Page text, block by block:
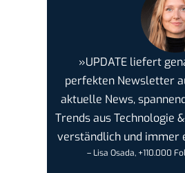
»UPDATE liefert
perfekten Newsletter
aktuelle News,
Trends aus Technologie
verständlich und immer
– Lisa Osada, +110.000